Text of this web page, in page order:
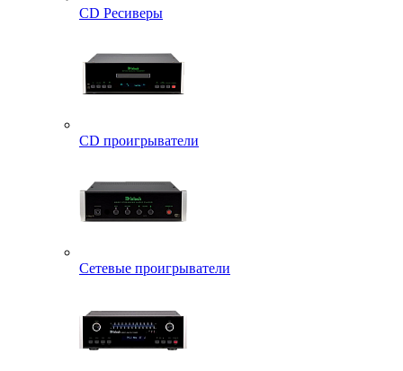
CD Ресиверы
CD проигрыватели
Сетевые проигрыватели